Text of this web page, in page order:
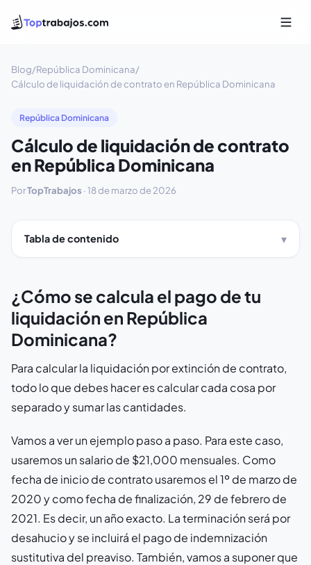
Blog/República Dominicana/
Cálculo de liquidación de contrato en República Dominicana
República Dominicana
Cálculo de liquidación de contrato
en República Dominicana
PorTopTrabajos ·18 de marzo de 2026
Tabla de contenido
¿Cómo se calcula el pago de tu
liquidación en República
Dominicana?
Para calcular la liquidación por extinción de contrato,
todo lo que debes hacer es calcular cada cosa por
separado y sumar las cantidades.
Vamos a ver un ejemplo paso a paso. Para este caso,
usaremos un salario de $21,000 mensuales. Como
fecha de inicio de contrato usaremos el 1º de marzo de
2020 y como fecha de finalización, 29 de febrero de
2021. Es decir, un año exacto. La terminación será por
desahucio y se incluirá el pago de indemnización
sustitutiva del preaviso. También, vamos a suponer que